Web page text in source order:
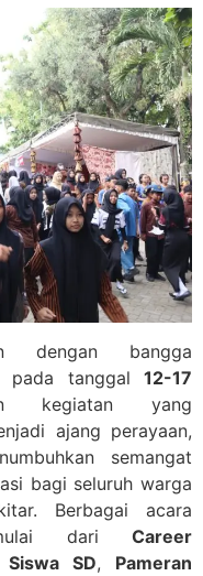
dengan bangga
pada tanggal12-17
kegiatan yang
ajang perayaan,
semangat
bagi seluruh warga
Berbagai acara
dari Career
SD, Pameran